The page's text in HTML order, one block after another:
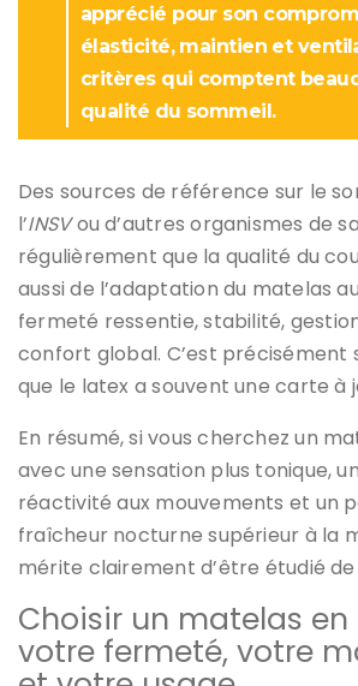
apprécié pour son
élasticité, maintien et
critères qui comptent
qualité du sommeil.
Des sources de référence sur le
l’INSVou d’autres organismes de
régulièrement que la qualité du
aussi de l’adaptation du matelas
fermeté ressentie, stabilité,
confort global. C’est précisément
que le latex a souvent une carte à
En résumé, si vous cherchez un
avec une sensation plus tonique,
réactivité aux mouvements et un
fraîcheur nocturne supérieur à la
mérite clairement d’être étudié
Choisir un matelas en
votre fermeté, votre